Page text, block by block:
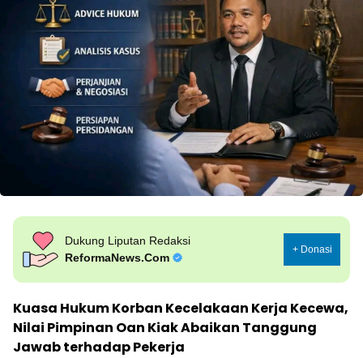
Dukung Liputan Redaksi
ReformaNews.Com
+ Donasi
Kuasa Hukum Korban Kecelakaan Kerja Kecewa,
Nilai Pimpinan Oan Kiak Abaikan Tanggung
Jawab terhadap Pekerja